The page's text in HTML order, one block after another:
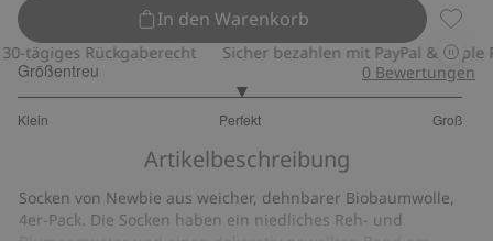
In den Warenkorb
tägiges Rückgaberecht Sicher bezahlen mit PayPal & Apple
Größentreu
Klein Perfekt Groß
von
1
Bewertungen
0 Bewertungen
Artikelbeschreibung
Socken von Newbie aus weicher, dehnbarer Biobaumwolle,
4er-Pack. Die Socken haben ein niedliches Reh- und